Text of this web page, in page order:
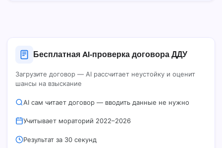
Бесплатная AI‑проверка договора ДДУ
Загрузите договор — AI рассчитает неустойку и оценит
шансы на взыскание
AI сам читает договор — вводить данные не нужно
Учитывает мораторий 2022–2026
Результат за 30 секунд